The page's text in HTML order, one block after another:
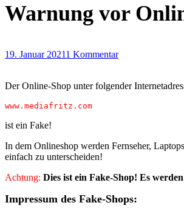
Warnung vor
19. Januar 20211 Kommentar
Der Online-Shop unter folgender
www.mediafritz.com
ist ein Fake!
In dem Onlineshop werden Fernseher,
einfach zu unterscheiden!
Achtung: Dies ist ein Fake-Shop! Es
Impressum des Fake-Shops: